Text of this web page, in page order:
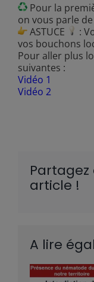
Pour la
on vous parle de
ASTUCE
:
vos bouchons
Pour aller plus
suivantes :
Vidéo 1
Vidéo 2
Partagez
article !
A lire